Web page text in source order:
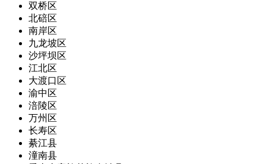
双桥区
北碚区
南岸区
九龙坡区
沙坪坝区
江北区
大渡口区
渝中区
涪陵区
万州区
长寿区
綦江县
潼南县